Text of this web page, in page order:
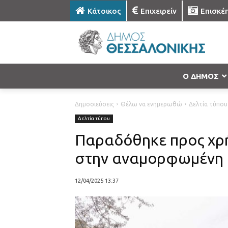
Κάτοικος Επιχειρείν
Ο ΔΗΜΟΣ
Δημοσιεύσεις Θέλω να ενημερωθώ Δελτία τύπου
Δελτία τύπου
Παραδόθηκε προς
στην αναμορφωμένη
12/04/2025 13:37